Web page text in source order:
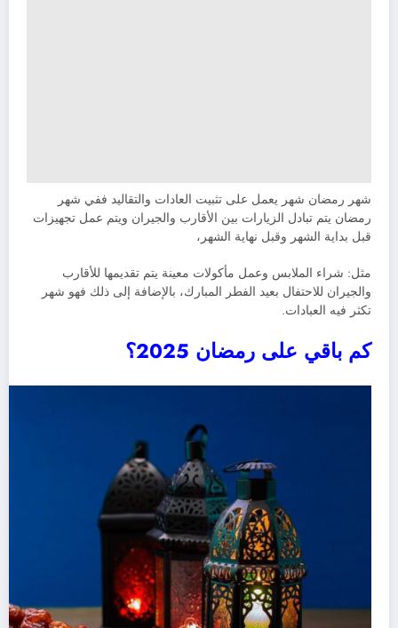
شهر رمضان شهر يعمل على تثبيت العادات والتقاليد ففي شهر
رمضان يتم تبادل الزيارات بين الأقارب والجيران ويتم عمل تجهيزات
قبل بداية الشهر وقبل نهاية الشهر،
مثل: شراء الملابس وعمل مأكولات معينة يتم تقديمها للأقارب
والجيران للاحتفال بعيد الفطر المبارك، بالإضافة إلى ذلك فهو شهر
تكثر فيه العبادات.
كم باقي على رمضان 2025؟